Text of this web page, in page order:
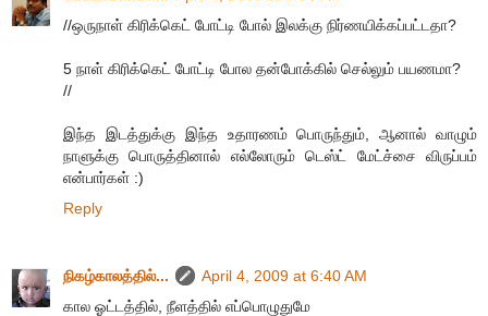
//ஒருநாள் கிரிக்கெட் போட்டி போல் இலக்கு நிர்ணயிக்கப்பட்டதா?
5 நாள் கிரிக்கெட் போட்டி போல தன்போக்கில் செல்லும் பயணமா?
//
இந்த இடத்துக்கு இந்த உதாரணம் பொருந்தும், ஆனால் வாழும்
நாளுக்கு பொருத்தினால் எல்லோரும் டெஸ்ட் மேட்ச்சை விருப்பம்
என்பார்கள் :)
Reply
நிகழ்காலத்தில்...
April 4, 2009 at 6:40 AM
கால ஓட்டத்தில், நீளத்தில் எப்பொழுதுமே